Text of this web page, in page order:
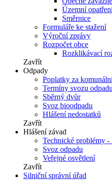
Územní
Směrnice
Formuláře ke stažení
Výroční zprávy
Rozpočet obce
Rozklikávací
Zavřít
Odpady
Poplatky za
Termíny svozu odpadu
Sběrný dvůr
Svoz bioodpadu
Hlášení nedostatků
Zavřít
Hlášení závad
Technické problémy -
Svoz odpadu
Veřejné osvětlení
Zavřít
Silniční správní úřad